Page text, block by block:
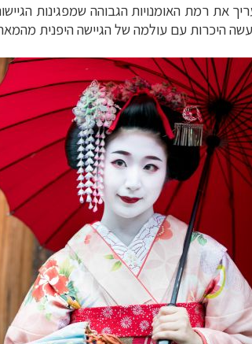
את רמת האומנויות הגבוהה שמפגינות
עם עולמה של הגיישה היפנית מהמאה ה-17 ועד